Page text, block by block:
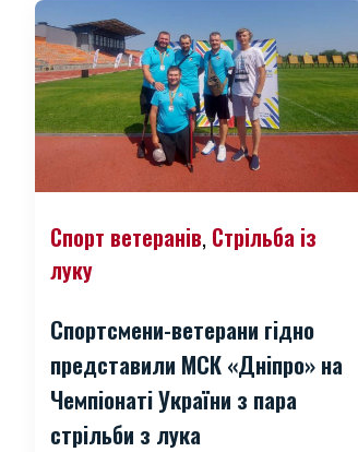
Спорт ветеранів, Стрільба із
луку
Спортсмени-ветерани гідно
представили МСК «Дніпро» на
Чемпіонаті України з пара
стрільби з лука